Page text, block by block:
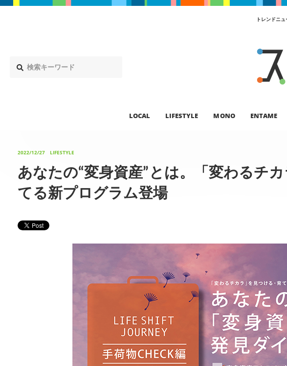
トレンドニ
LOCAL LIFESTYLE MONO ENTAME
2022/12/27 LIFESTYLE
あなたの“変身資産”とは。「変わるチ
てる新プログラム登場